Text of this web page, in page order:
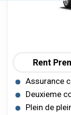
Rent
Assurance
Deuxieme
Plein de